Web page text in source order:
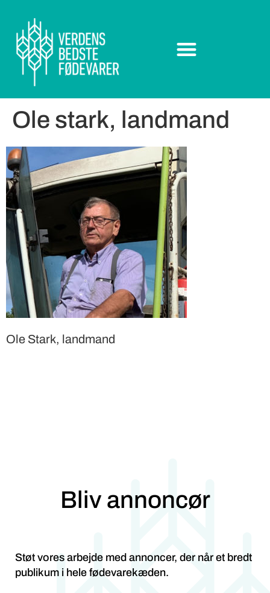
Ole stark, landmand
Ole Stark, landmand
Bliv annoncør
Støt vores arbejde med annoncer, der når et bredt
publikum i hele fødevarekæden.